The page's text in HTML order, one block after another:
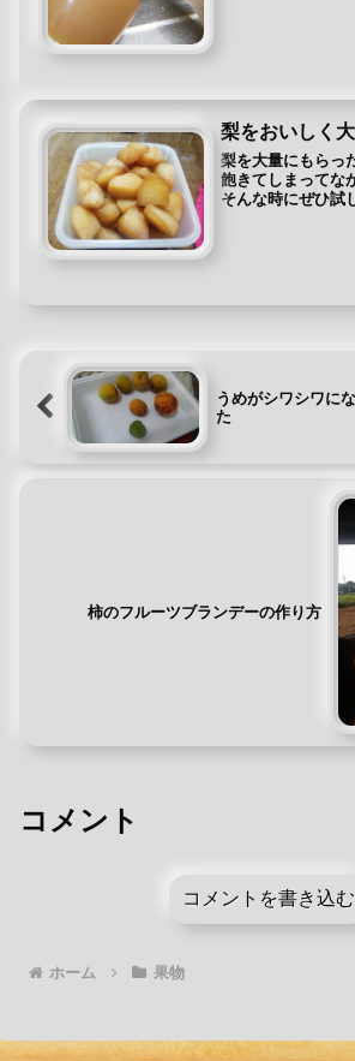
梨をおいしく
梨を大量にもらっ
飽きてしまってな
そんな時にぜひ試
うめがシワシワに
た
柿のフルーツブランデーの作り方
コメント
コメントを書き込む
ホーム 果物